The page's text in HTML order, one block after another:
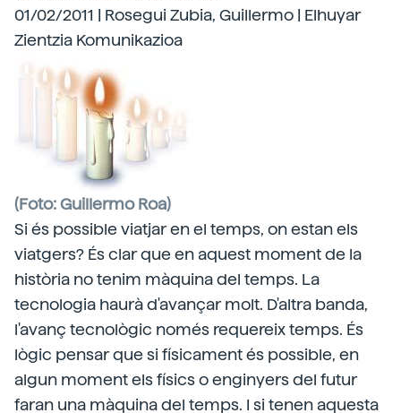
01/02/2011 | Rosegui Zubia, Guillermo | Elhuyar
Zientzia Komunikazioa
(Foto: Guillermo Roa)
Si és possible viatjar en el temps, on estan els
viatgers? És clar que en aquest moment de la
història no tenim màquina del temps. La
tecnologia haurà d'avançar molt. D'altra banda,
l'avanç tecnològic només requereix temps. És
lògic pensar que si físicament és possible, en
algun moment els físics o enginyers del futur
faran una màquina del temps. I si tenen aquesta